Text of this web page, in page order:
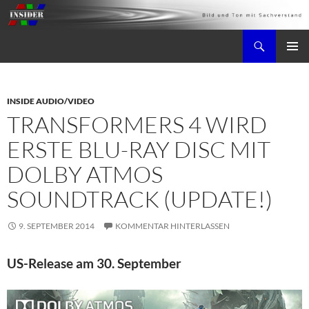
Zum
Inhalt
INSIDE AUDIO/VIDEO
TRANSFORMERS 4 WIRD
ERSTE BLU-RAY DISC MIT
DOLBY ATMOS
SOUNDTRACK (UPDATE!)
9. SEPTEMBER 2014 KOMMENTAR HINTERLASSEN
US-Release am 30. September